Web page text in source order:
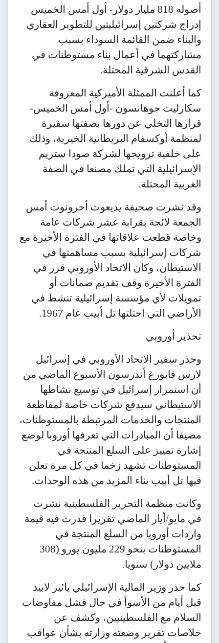
أصوله 818 مليار دولار- أول أمس الخميس
إدراج شركتين إسرائيليتين للتطوير العقاري
والبناء ضمن القائمة السوداء بسبب
مشاركتهما في أعمال بناء مستوطنات في
القدس الشرقية المحتلة.
كما أعلنت الممثلة الأميركية المعروفة
سكارليت جوهانسون -أول أمس الخميس-
قرارها التخلي عن دورها بصفتها سفيرة
لمنظمة أوكسفام البريطانية الخيرية، وذلك
على خلفية ترويجها لشركة صودا ستريم
الإسرائيلية التي تملك مصنعا في الضفة
الغربية المحتلة.
وقد نشرت صحيفة يديعوت أحرونوت أمس
الجمعة لائحة بقرابة عشر شركات عامة
وخاصة قطعت علاقاتها في الفترة الأخيرة مع
شركات إسرائيلية بسبب مساهمتها في
الاستيطان، وكان الاتحاد الأوروبي قرر في
الفترة الأخيرة وقف تقديم ضمانات أو
تمويلات لأي مؤسسة إسرائيلية تنشط في
الأراضي التي احتلتها تل أبيب عام 1967.
تحذير أوروبي
وحذر سفير الاتحاد الأوروبي في إسرائيل
لارس فابورغ أندرسون الأسبوع الماضي من
أن استمرار إسرائيل في توسيع نشاطها
الاستيطاني سيدفع شركات خاصة لمقاطعة
المنتجات والخدمات المرتبطة بالمستوطنات،
مضيفا أن المبادرات التي تعرفها أوروبا لوضع
إشارة تمييز على السلع المنتجة في
المستوطنات تشهد زخما في كل مرة تعلن
فيها تل أبيب بناء المزيد من هذه الوحدات.
وكانت منظمة التحرير الفلسطينية نشرت
في مايو/أيار الماضي تقريرا قدرت فيه قيمة
واردات أوروبا من السلع المنتجة في
المستوطنات بنحو 229 مليون يورو (308
ملايين دولار) سنويا.
كما حذر وزير المالية الإسرائيلي يائير لابيد
قبل أيام من الأسوأ في حال فشل مفاوضات
السلام مع الفلسطينيين، وكشف عن
خلاصات تقرير وضعته وزارته بشأن عواقب